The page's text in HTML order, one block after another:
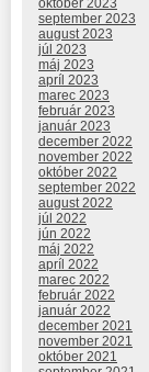
september 2023
august 2023
júl 2023
máj 2023
apríl 2023
marec 2023
február 2023
január 2023
december 2022
november 2022
október 2022
september 2022
august 2022
júl 2022
jún 2022
máj 2022
apríl 2022
marec 2022
február 2022
január 2022
december 2021
november 2021
október 2021